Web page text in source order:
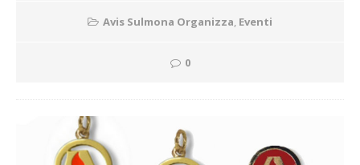
Avis Sulmona Organizza, Eventi
0